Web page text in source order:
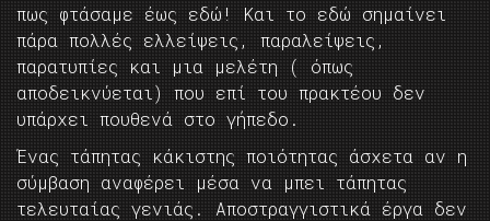
πως φτάσαμε έως εδώ! Και το εδώ σημαίνει
πάρα πολλές ελλείψεις, παραλείψεις,
παρατυπίες και μια μελέτη ( όπως
αποδεικνύεται) που επί του πρακτέου δεν
υπάρχει πουθενά στο γήπεδο.
Ένας τάπητας κάκιστης ποιότητας άσχετα αν η
σύμβαση αναφέρει μέσα να μπει τάπητας
τελευταίας γενιάς. Αποστραγγιστικά έργα δεν